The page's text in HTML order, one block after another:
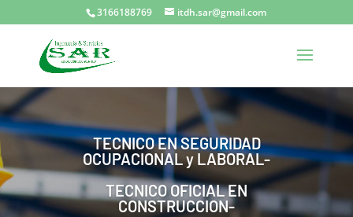
3166188769 itdh.sar@gmail.com
TECNICO EN SEGURIDAD
OCUPACIONAL y LABORAL-
TECNICO OFICIAL EN
CONSTRUCCION-